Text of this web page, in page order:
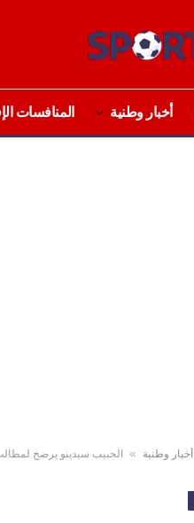
أخبار وطنية المنافسات
أخبار وطنية » الحبيب سيدينو يرضخ